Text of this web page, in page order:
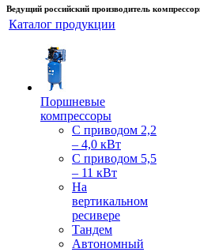
Ведущий российский производитель
Каталог продукции
Поршневые
компрессоры
С приводом 2,2
– 4,0 кВт
С приводом 5,5
– 11 кВт
На
вертикальном
ресивере
Тандем
Автономный